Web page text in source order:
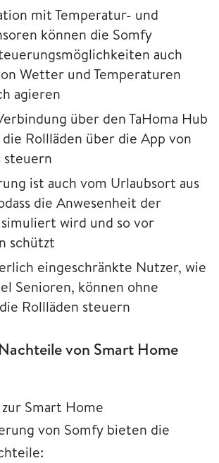
mit Temperatur- und
können die Somfy
auch
Wetter und Temperaturen
agieren
über den TaHoma Hub
die Rollläden über die App von
steuern
ist auch vom Urlaubsort aus
die Anwesenheit der
wird und so vor
schützt
eingeschränkte Nutzer, wie
Senioren, können ohne
Rollläden steuern
von Smart Home
Smart Home
von Somfy bieten die